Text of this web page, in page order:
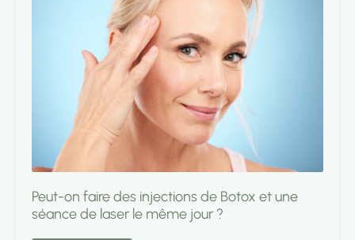
Peut-on faire des injections de Botox et une
séance de laser le même jour ?